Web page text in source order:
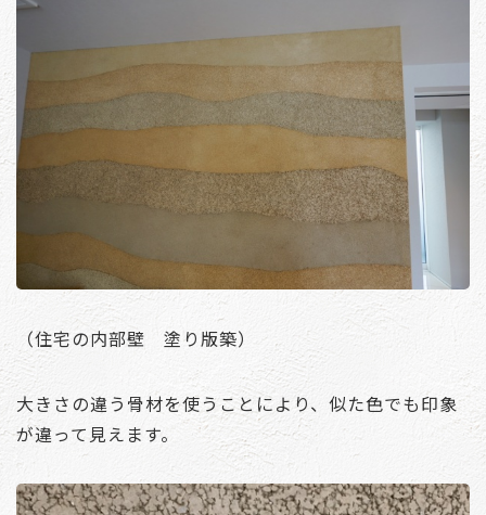
（住宅の内部壁 塗り版築）
大きさの違う骨材を使うことにより、似た色でも印象
が違って見えます。